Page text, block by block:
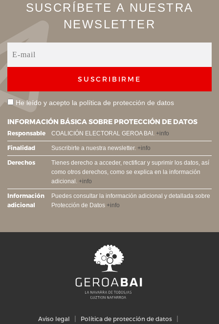
SUSCRÍBETE A NUESTRA
NEWSLETTER
SUSCRIBIRME
He leído y acepto la política de protección de datos
INFORMACIÓN BÁSICA SOBRE PROTECCIÓN DE DATOS
Responsable COALICIÓN ELECTORAL GEROA BAI. +info
Finalidad Suscribirte a nuestra newsletter. +info
Derechos
Tienes derecho a acceder, rectificar y suprimir los datos, así
como otros derechos, como se explica en la información
adicional. +info
Información
adicional
Puedes consultar la información adicional y detallada sobre
Protección de Datos +info
Aviso legal Política de protección de datos